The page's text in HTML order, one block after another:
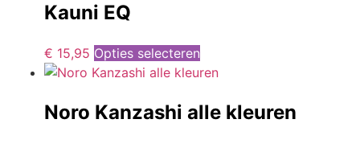
Kauni EQ
€ 15,95 Opties selecteren
Noro Kanzashi alle kleuren